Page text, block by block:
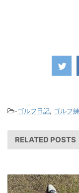
-ゴルフ日記, ゴルフ
RELATED POSTS